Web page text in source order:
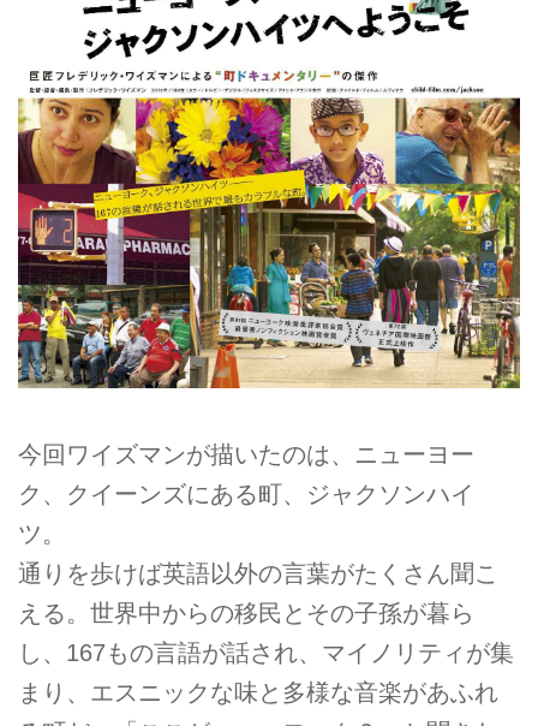
今回ワイズマンが描いたのは、ニューヨー
ク、クイーンズにある町、ジャクソンハイ
ツ。
通りを歩けば英語以外の言葉がたくさん聞こ
える。世界中からの移民とその子孫が暮ら
し、167もの言語が話され、マイノリティが集
まり、エスニックな味と多様な音楽があふれ